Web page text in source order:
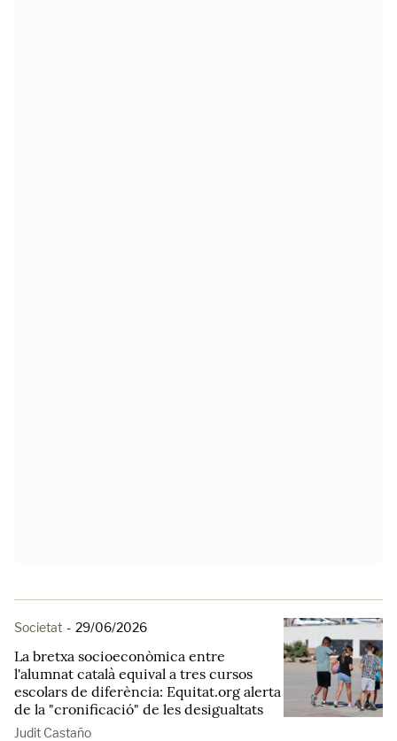
Societat - 29/06/2026
La bretxa socioeconòmica entre
l'alumnat català equival a tres cursos
escolars de diferència: Equitat.org alerta
de la "cronificació" de les desigualtats
Judit Castaño